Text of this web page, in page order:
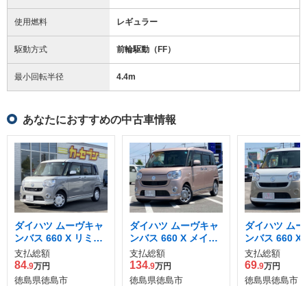
使用燃料 レギュラー
駆動方式 前輪駆動（FF）
最小回転半径 4.4m
あなたにおすすめの中古車情報
ダイハツ ムーヴキャ
ンバス 660 X リミテ
ッド メイクアップ S
AII
支払総額
84.9万円
徳島県徳島市
ダイハツ ムーヴキャ
ンバス 660 X メイク
アップ リミテッド S
AIII
支払総額
134.9万円
徳島県徳島市
ダイハツ ム
ンバス 660 X
支払総額
69.9万円
徳島県徳島市